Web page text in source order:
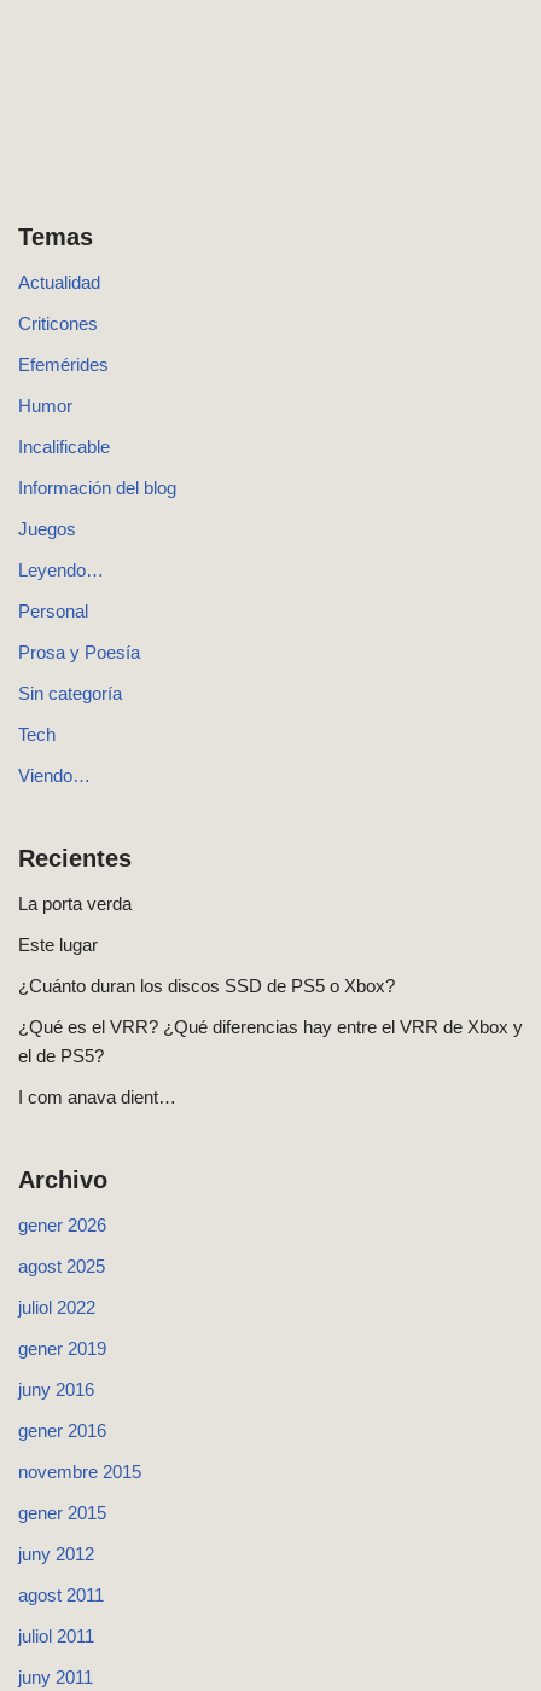
Temas
Actualidad
Criticones
Efemérides
Humor
Incalificable
Información del blog
Juegos
Leyendo…
Personal
Prosa y Poesía
Sin categoría
Tech
Viendo…
Recientes
La porta verda
Este lugar
¿Cuánto duran los discos SSD de PS5 o Xbox?
¿Qué es el VRR? ¿Qué diferencias hay entre el VRR de Xbox y
el de PS5?
I com anava dient…
Archivo
gener 2026
agost 2025
juliol 2022
gener 2019
juny 2016
gener 2016
novembre 2015
gener 2015
juny 2012
agost 2011
juliol 2011
juny 2011